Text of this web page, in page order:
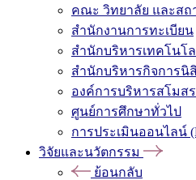
คณะ วิทยาลัย และสถ
สำนักงานการทะเบียน
สำนักบริหารเทคโนโ
สำนักบริหารกิจการนิ
องค์การบริหารสโมส
ศูนย์การศึกษาทั่วไป
การประเมินออนไลน์
วิจัยและนวัตกรรม
ย้อนกลับ